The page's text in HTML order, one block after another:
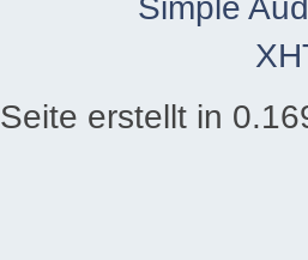
Simple
Seite erstellt in